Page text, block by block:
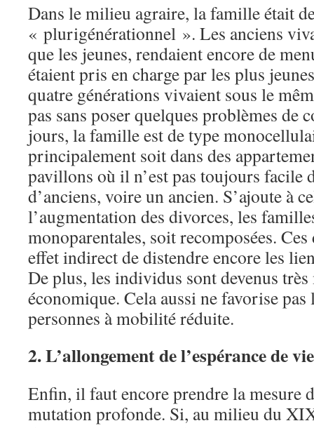
Dans le milieu agraire, la famille était
« plurigénérationnel ». Les anciens
que les jeunes, rendaient encore de
étaient pris en charge par les plus
quatre générations vivaient sous le
pas sans poser quelques problèmes de
jours, la famille est de type
principalement soit dans des
pavillons où il n’est pas toujours facile
d’anciens, voire un ancien. S’ajoute à
l’augmentation des divorces, les
monoparentales, soit recomposées.
effet indirect de distendre encore les
De plus, les individus sont devenus
économique. Cela aussi ne favorise pas
personnes à mobilité réduite.
2. L’allongement de l’espérance de vie
Enfin, il faut encore prendre la mesure
mutation profonde. Si, au milieu du